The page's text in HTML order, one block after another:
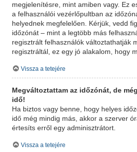
megjelenítésre, mint amiben vagy. Ez
a felhasználói vezérlőpultban az
helyednek megfelelően. Kérjük, vedd
időzónát – mint a legtöbb más
regisztrált felhasználók változtathatják
regisztráltál, ez egy jó alakalom, hogy
Vissza a tetejére
Megváltoztattam az időzónát, de
idő!
Ha biztos vagy benne, hogy helyes
idő még mindig más, akkor a szerver
értesíts erről egy adminisztrátort.
Vissza a tetejére